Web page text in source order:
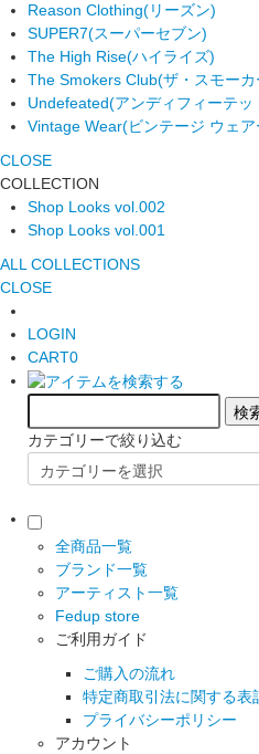
Reason Clothing(リーズン)
SUPER7(スーパーセブン)
The High Rise(ハイライズ)
The Smokers Club(ザ・スモー
Undefeated(アンディフィーテッ
Vintage Wear(ビンテージ ウェア
CLOSE
COLLECTION
Shop Looks vol.002
Shop Looks vol.001
ALL COLLECTIONS
CLOSE
LOGIN
CART0
カテゴリーで絞り込む
全商品一覧
ブランド一覧
アーティスト一覧
Fedup store
ご利用ガイド
ご購入の流れ
特定商取引法に関する表
プライバシーポリシー
アカウント